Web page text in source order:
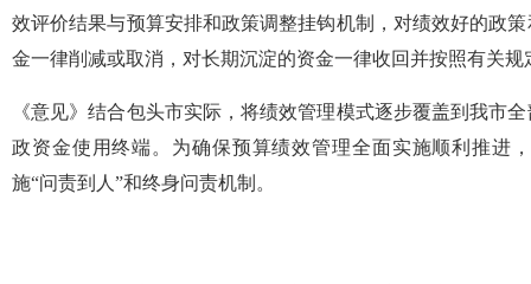
效评价结果与预算安排和政策调整挂钩机制，对绩效好的政
金一律削减或取消，对长期沉淀的资金一律收回并按照有关
《意见》结合包头市实际，将绩效管理模式逐步覆盖到我市
政资金使用终端。为确保预算绩效管理全面实施顺利推进
施“问责到人”和终身问责机制。